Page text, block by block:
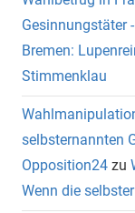
Gesinnungstäter
Bremen:
Stimmenklau
selbsternannten
Opposition24 zu
Wenn die